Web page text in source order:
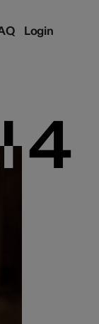
Login
4
4